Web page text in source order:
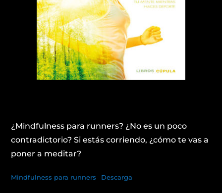
¿Mindfulness para runners? ¿No es un poco
contradictorio? Si estás corriendo, ¿cómo te vas a
poner a meditar?
Mindfulness para runners Descarga